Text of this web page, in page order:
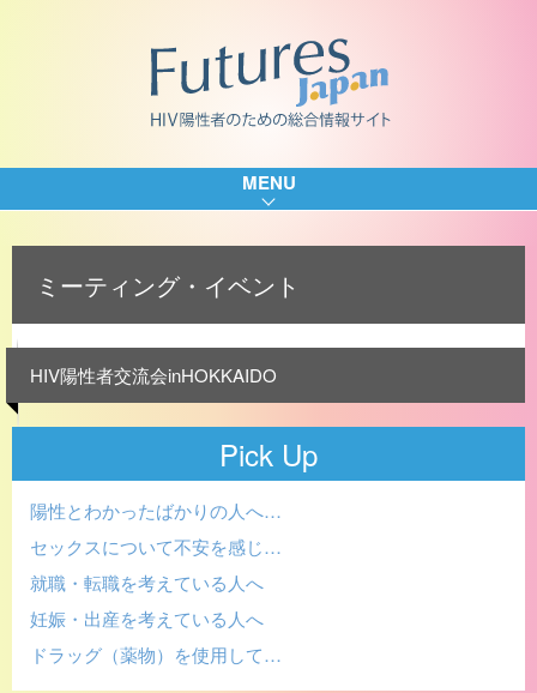
MENU
ミーティング・イベント
HIV陽性者交流会inHOKKAIDO
Pick Up
陽性とわかったばかりの人へ…
セックスについて不安を感じ…
就職・転職を考えている人へ
妊娠・出産を考えている人へ
ドラッグ（薬物）を使用して…